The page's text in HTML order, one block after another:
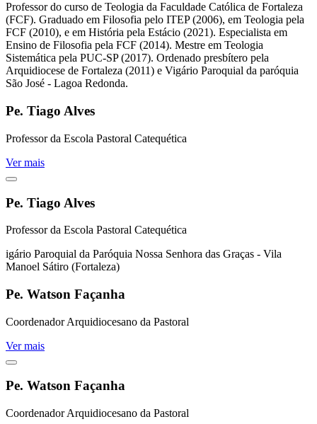
Professor do curso de Teologia da Faculdade Católica de Fortaleza
(FCF). Graduado em Filosofia pelo ITEP (2006), em Teologia pela
FCF (2010), e em História pela Estácio (2021). Especialista em
Ensino de Filosofia pela FCF (2014). Mestre em Teologia
Sistemática pela PUC-SP (2017). Ordenado presbítero pela
Arquidiocese de Fortaleza (2011) e Vigário Paroquial da paróquia
São José - Lagoa Redonda.
Pe. Tiago Alves
Professor da Escola Pastoral Catequética
Ver mais
Pe. Tiago Alves
Professor da Escola Pastoral Catequética
igário Paroquial da Paróquia Nossa Senhora das Graças - Vila
Manoel Sátiro (Fortaleza)
Pe. Watson Façanha
Coordenador Arquidiocesano da Pastoral
Ver mais
Pe. Watson Façanha
Coordenador Arquidiocesano da Pastoral